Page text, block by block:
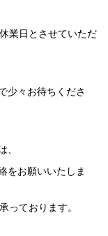
業日とさせていただ
少々お待ちくださ
、
をお願いいたしま
っております。